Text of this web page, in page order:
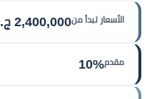
الأسعار تبدأ من2,400,000 ج.م
مقدم10%